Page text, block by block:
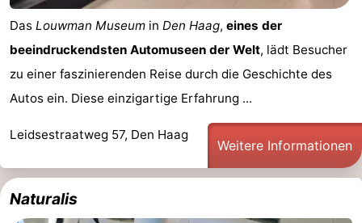
Das Louwman Museum in Den Haag, eines der
beeindruckendsten Automuseen der Welt, lädt Besucher
zu einer faszinierenden Reise durch die Geschichte des
Autos ein. Diese einzigartige Erfahrung ...
Leidsestraatweg 57, Den Haag
Weitere Informationen
Naturalis